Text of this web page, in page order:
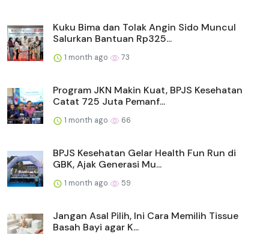
Kuku Bima dan Tolak Angin Sido Muncul
Salurkan Bantuan Rp325...
1 month ago 73
Program JKN Makin Kuat, BPJS Kesehatan
Catat 725 Juta Pemanf...
1 month ago 66
BPJS Kesehatan Gelar Health Fun Run di
GBK, Ajak Generasi Mu...
1 month ago 59
Jangan Asal Pilih, Ini Cara Memilih Tissue
Basah Bayi agar K...